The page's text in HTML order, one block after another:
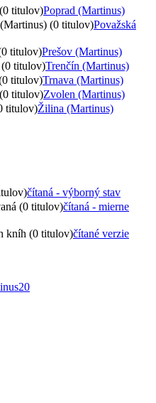
titulov)Poprad (Martinus)
(0 titulov)Považská
titulov)Prešov (Martinus)
titulov)Trenčín (Martinus)
titulov)Trnava (Martinus)
titulov)Zvolen (Martinus)
titulov)Žilina (Martinus)
čítaná - výborný stav
(0 titulov)čítaná - mierne
kníh (0 titulov)čítané verzie
20